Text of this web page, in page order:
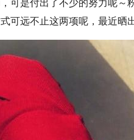
可远不止这两项呢，最近晒